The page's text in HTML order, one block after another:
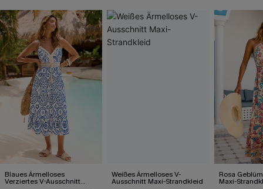
Blaues Ärmelloses
Verziertes V-Ausschnitt
Weißes Ärmelloses V-
Ausschnitt Maxi-Strandkleid
Rosa
Maxi-